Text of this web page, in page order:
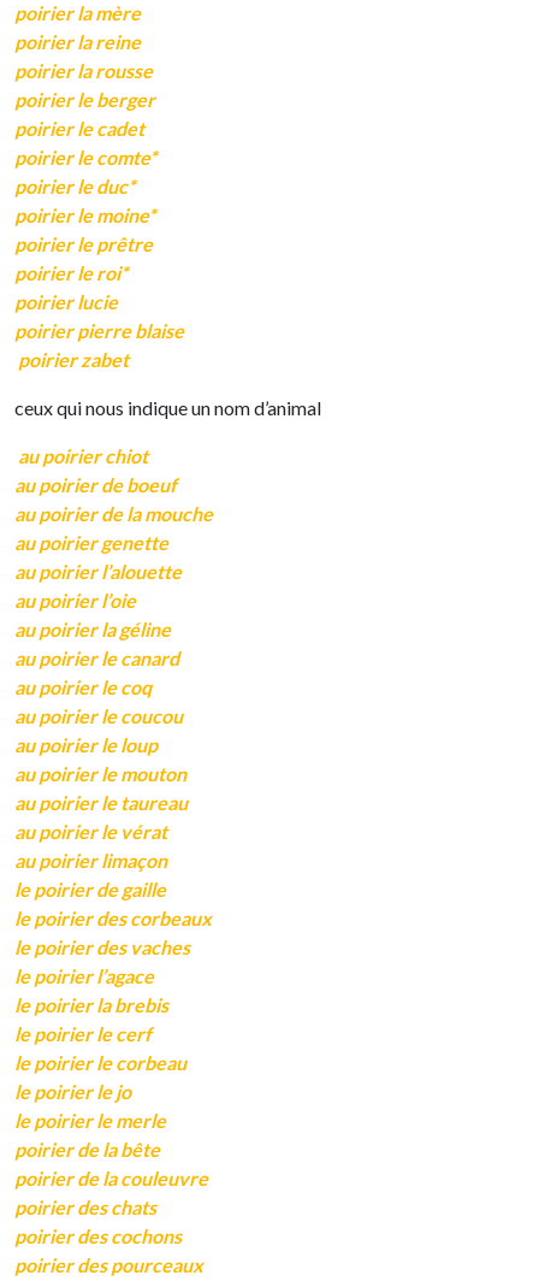
poirier la mère
poirier la reine
poirier la rousse
poirier le berger
poirier le cadet
poirier le comte*
poirier le duc*
poirier le moine*
poirier le prêtre
poirier le roi*
poirier lucie
poirier pierre blaise
poirier zabet
ceux qui nous indique un nom d’animal
au poirier chiot
au poirier de boeuf
au poirier de la mouche
au poirier genette
au poirier l’alouette
au poirier l’oie
au poirier la géline
au poirier le canard
au poirier le coq
au poirier le coucou
au poirier le loup
au poirier le mouton
au poirier le taureau
au poirier le vérat
au poirier limaçon
le poirier de gaille
le poirier des corbeaux
le poirier des vaches
le poirier l’agace
le poirier la brebis
le poirier le cerf
le poirier le corbeau
le poirier le jo
le poirier le merle
poirier de la bête
poirier de la couleuvre
poirier des chats
poirier des cochons
poirier des pourceaux